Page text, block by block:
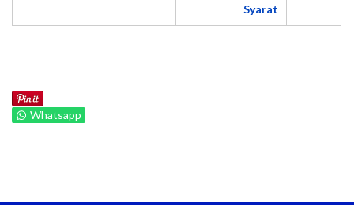
Syarat
Whatsapp